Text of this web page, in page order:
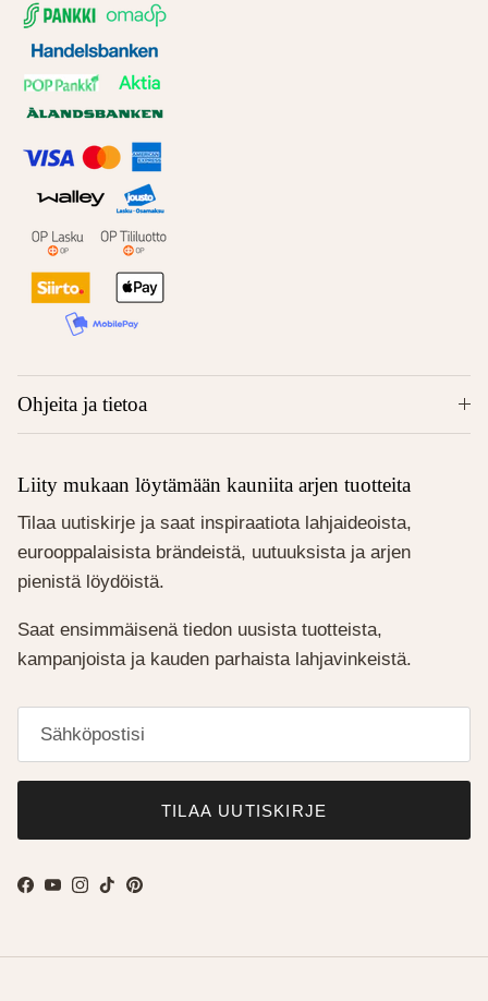
Ohjeita ja tietoa
Liity mukaan löytämään kauniita arjen tuotteita
Tilaa uutiskirje ja saat inspiraatiota lahjaideoista,
eurooppalaisista brändeistä, uutuuksista ja arjen
pienistä löydöistä.
Saat ensimmäisenä tiedon uusista tuotteista,
kampanjoista ja kauden parhaista lahjavinkeistä.
TILAA UUTISKIRJE
Facebook
YouTube
Instagram
TikTokPinterest